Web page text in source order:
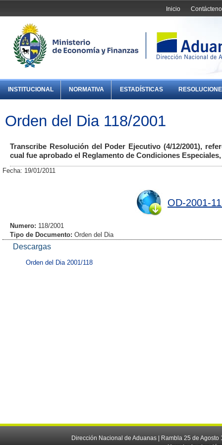
Inicio
INSTITUCIONAL NORMATIVA ESTADÍSTICAS
Orden del Dia 118/2001
Transcribe Resolución del Poder Ejecutivo (4/12/2001),
cual fue aprobado el Reglamento de Condiciones
Fecha: 19/01/2011
OD-2001-
Numero: 118/2001
Tipo de Documento: Orden del Dia
Descargas
Orden del Dia 2001/118
Dirección Nacional de Aduanas | Rambla 25 de